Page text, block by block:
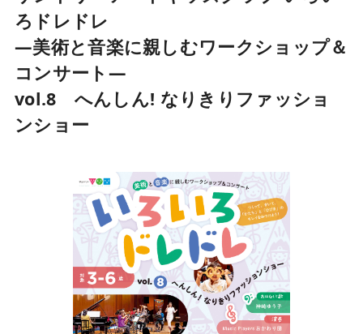
ろドレドレ
―美術と音楽に親しむワークショップ＆
コンサート―
vol.8 へんしん! なりきりファッショ
ンショー